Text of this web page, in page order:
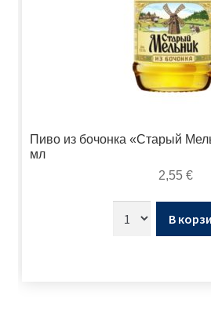
Пиво из бочонка «Старый
мл
2,55 €
В